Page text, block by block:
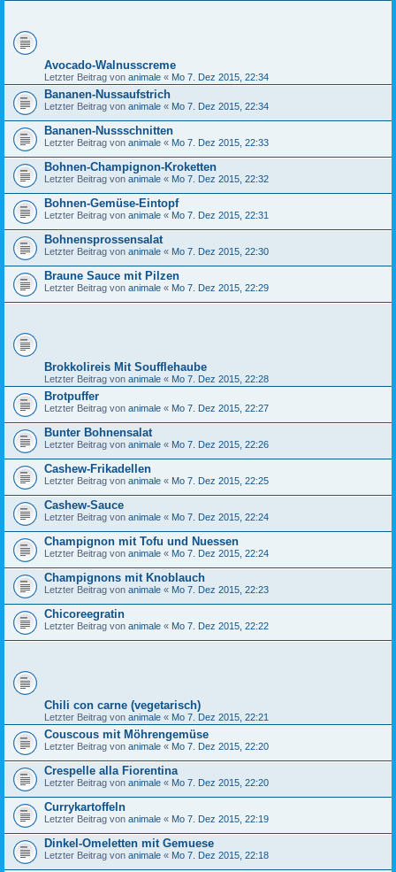
Avocado-Walnusscreme
Letzter Beitrag von animale « Mo 7. Dez 2015, 22:34
Bananen-Nussaufstrich
Letzter Beitrag von animale « Mo 7. Dez 2015, 22:34
Bananen-Nussschnitten
Letzter Beitrag von animale « Mo 7. Dez 2015, 22:33
Bohnen-Champignon-Kroketten
Letzter Beitrag von animale « Mo 7. Dez 2015, 22:32
Bohnen-Gemüse-Eintopf
Letzter Beitrag von animale « Mo 7. Dez 2015, 22:31
Bohnensprossensalat
Letzter Beitrag von animale « Mo 7. Dez 2015, 22:30
Braune Sauce mit Pilzen
Letzter Beitrag von animale « Mo 7. Dez 2015, 22:29
Brokkolireis Mit Soufflehaube
Letzter Beitrag von animale « Mo 7. Dez 2015, 22:28
Brotpuffer
Letzter Beitrag von animale « Mo 7. Dez 2015, 22:27
Bunter Bohnensalat
Letzter Beitrag von animale « Mo 7. Dez 2015, 22:26
Cashew-Frikadellen
Letzter Beitrag von animale « Mo 7. Dez 2015, 22:25
Cashew-Sauce
Letzter Beitrag von animale « Mo 7. Dez 2015, 22:24
Champignon mit Tofu und Nuessen
Letzter Beitrag von animale « Mo 7. Dez 2015, 22:24
Champignons mit Knoblauch
Letzter Beitrag von animale « Mo 7. Dez 2015, 22:23
Chicoreegratin
Letzter Beitrag von animale « Mo 7. Dez 2015, 22:22
Chili con carne (vegetarisch)
Letzter Beitrag von animale « Mo 7. Dez 2015, 22:21
Couscous mit Möhrengemüse
Letzter Beitrag von animale « Mo 7. Dez 2015, 22:20
Crespelle alla Fiorentina
Letzter Beitrag von animale « Mo 7. Dez 2015, 22:20
Currykartoffeln
Letzter Beitrag von animale « Mo 7. Dez 2015, 22:19
Dinkel-Omeletten mit Gemuese
Letzter Beitrag von animale « Mo 7. Dez 2015, 22:18